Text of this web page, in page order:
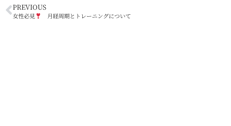
PREVIOUS
女性必見 月経周期とトレーニングについて